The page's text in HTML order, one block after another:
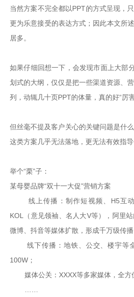
当然方案不完全都以PPT的方式呈现，
更为乐意接受的表达方式；因此本文所
居多。
如果仔细回想一下，会发现市面上大部
划式的大纲，仅仅是把一些渠道资源、
列，动辄几十页PPT的体量，真的好“厉害
但丝毫不提及客户关心的关键问题是什
这类方案几乎无法落地，更无法有效指
举个“栗”子：
某母婴品牌“双十一大促”营销方案
KOL（意见领袖、名人大V等），阿里站
微博、抖音等媒体扩散，形成千万级传播
      线下传播：地铁、公交、楼宇等全面覆盖，目标覆盖人群
100W；